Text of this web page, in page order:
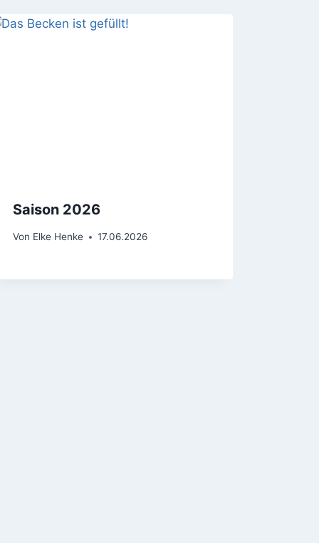
Saison 2026
Von Elke Henke 17.06.2026